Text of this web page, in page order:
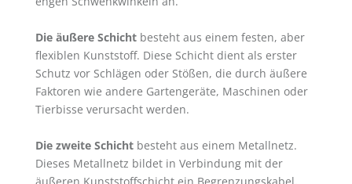
Die äußere Schichtbesteht aus einem festen, aber
flexiblen Kunststoff. Diese Schicht dient als erster
Schutz vor Schlägen oder Stößen, die durch äußere
Faktoren wie andere Gartengeräte, Maschinen oder
Tierbisse verursacht werden.
Die zweite Schichtbesteht aus einem Metallnetz.
Dieses Metallnetz bildet in Verbindung mit der